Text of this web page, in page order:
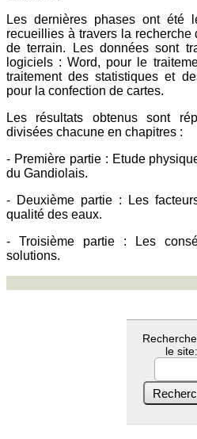
Les dernières phases ont été
recueillies à travers la recherche
de terrain. Les données sont
logiciels : Word, pour le
traitement des statistiques et
pour la confection de cartes.
Les résultats obtenus sont
divisées chacune en chapitres :
- Première partie : Etude
du Gandiolais.
- Deuxième partie : Les
qualité des eaux.
- Troisième partie : Les
solutions.
le site: